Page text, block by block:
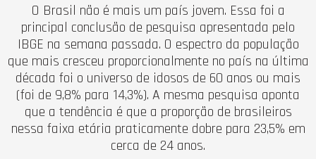
O Brasil não é mais um país jovem. Essa foi a
principal conclusão de pesquisa apresentada pelo
IBGE na semana passada. O espectro da população
que mais cresceu proporcionalmente no país na última
década foi o universo de idosos de 60 anos ou mais
(foi de 9,8% para 14,3%). A mesma pesquisa aponta
que a tendência é que a proporção de brasileiros
nessa faixa etária praticamente dobre para 23,5% em
cerca de 24 anos.